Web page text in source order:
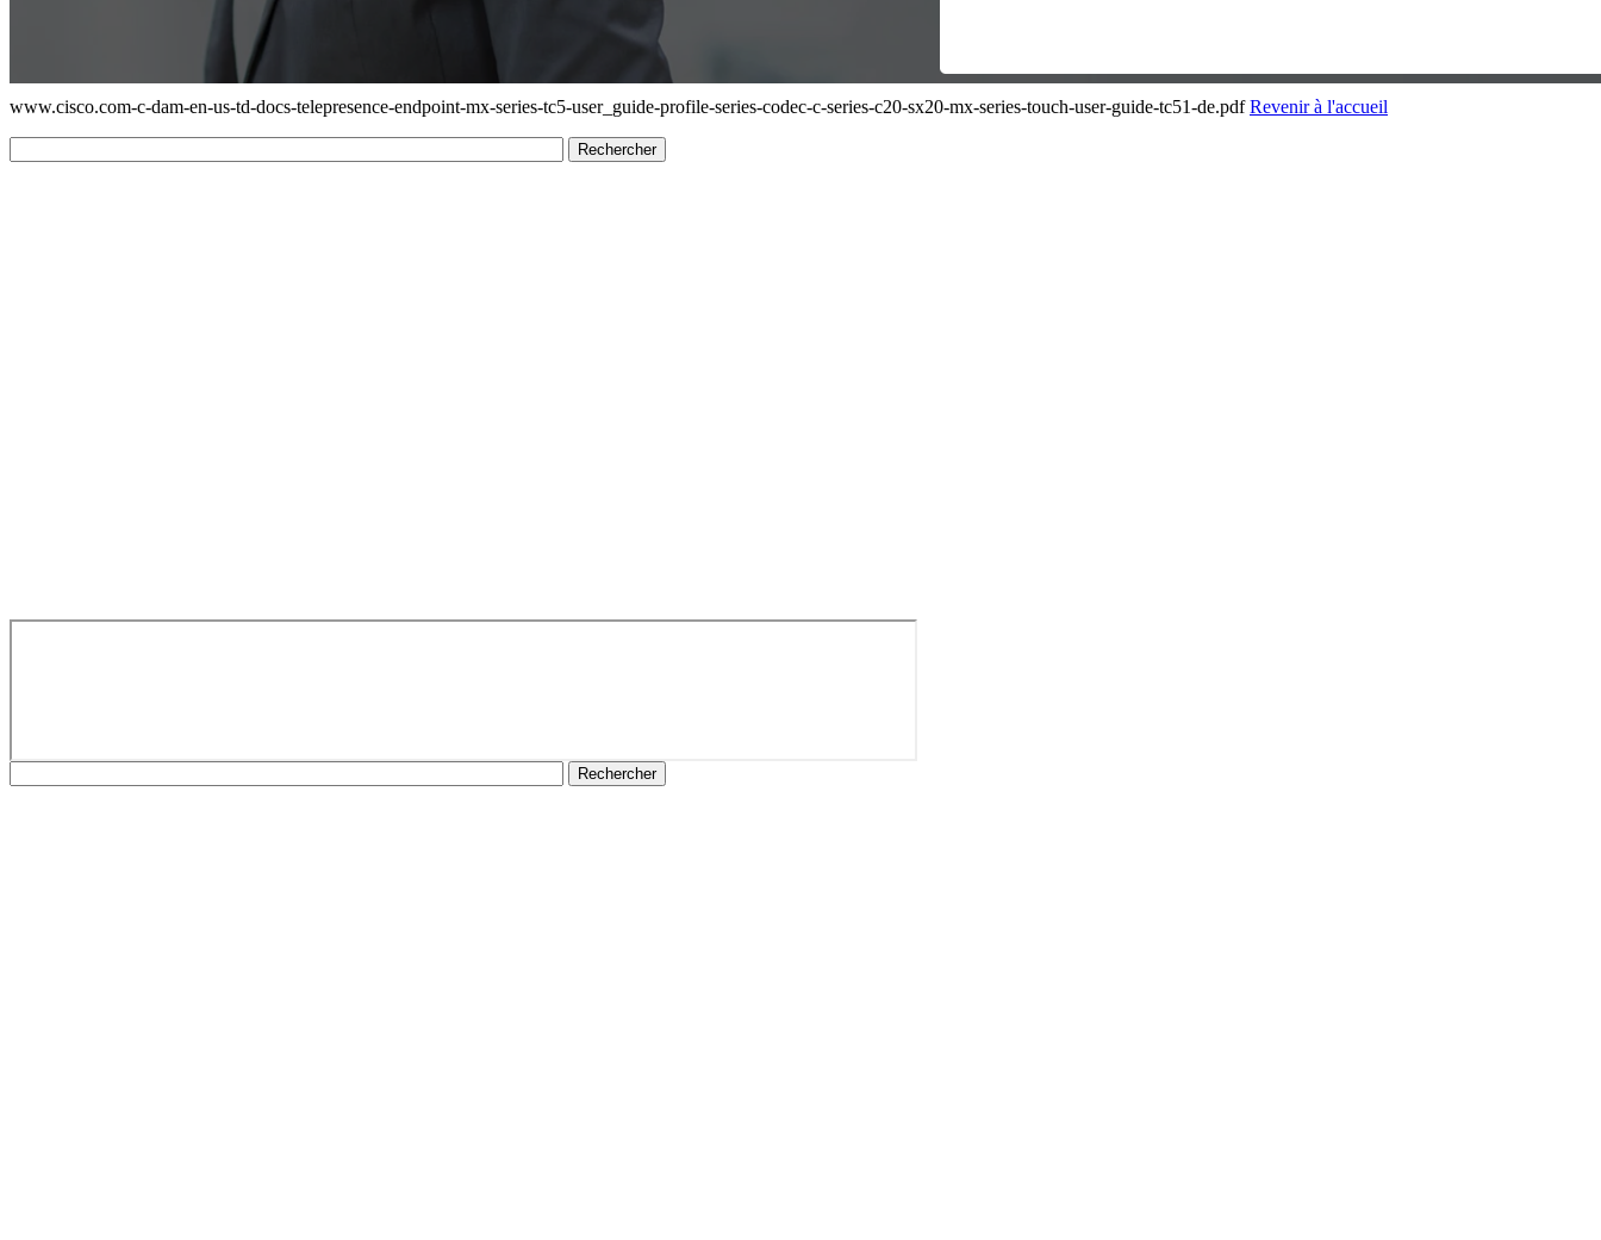
www.cisco.com-c-dam-en-us-td-docs-telepresence-endpoint-mx-series-tc5-user_guide-profile-series-codec-c-series-c20-sx20-mx-series-touch-user-guide-tc51-de.pdfRevenir à l'accueil